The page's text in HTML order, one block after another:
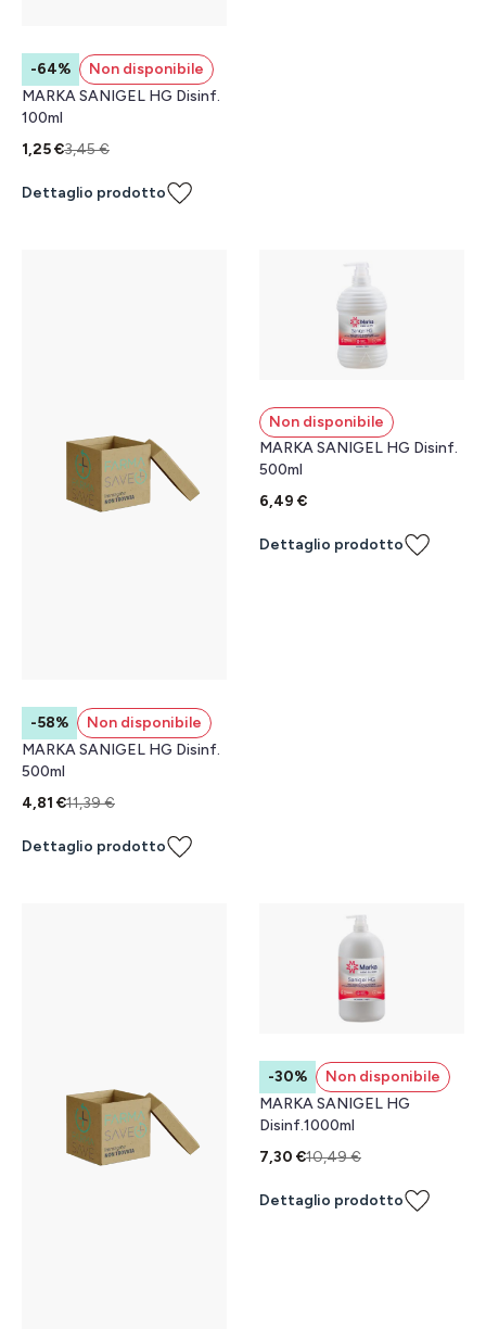
-64%
Non disponibile
MARKA SANIGEL HG Disinf.
100ml
1,25 €3,45 €
Dettaglio prodotto
-58%
Non disponibile
MARKA SANIGEL HG Disinf.
500ml
4,81 €11,39 €
Dettaglio prodotto
Non disponibile
MARKA SANIGEL HG Disinf.
500ml
6,49 €
Dettaglio prodotto
-30%
Non disponibile
MARKA SANIGEL HG
Disinf.1000ml
7,30 €10,49 €
Dettaglio prodotto